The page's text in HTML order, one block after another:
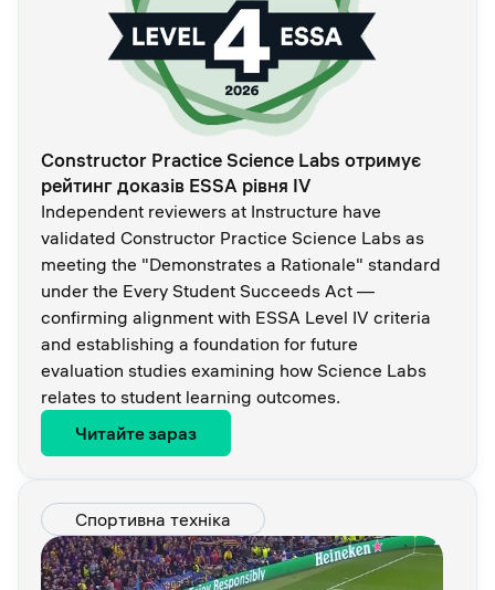
Constructor Practice Science Labs отримує
рейтинг доказів ESSA рівня IV
Independent reviewers at Instructure have
validated Constructor Practice Science Labs as
meeting the "Demonstrates a Rationale" standard
under the Every Student Succeeds Act —
confirming alignment with ESSA Level IV criteria
and establishing a foundation for future
evaluation studies examining how Science Labs
relates to student learning outcomes.
Читайте зараз
Спортивна техніка